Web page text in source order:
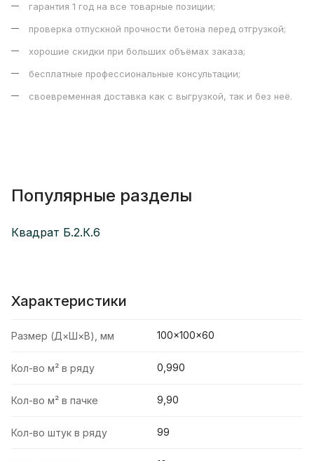
гарантия 1 год на все товарные позиции;
проверка отпускной прочности бетона перед отгрузкой;
хорошие скидки при больших объёмах заказа;
бесплатные профессиональные консультации;
своевременная доставка как с выгрузкой, так и без неё.
Популярные разделы
Квадрат Б.2.К.6
Характеристики
Размер (Д×Ш×В), мм 100×100×60
Кол-во м² в ряду 0,990
Кол-во м² в пачке 9,90
Кол-во штук в ряду 99